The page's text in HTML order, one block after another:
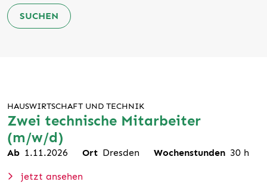
SUCHEN
HAUSWIRTSCHAFT UND TECHNIK
Zwei technische Mitarbeiter
(m/w/d)
Ab 1.11.2026 Ort Dresden Wochenstunden 30 h
jetzt ansehen